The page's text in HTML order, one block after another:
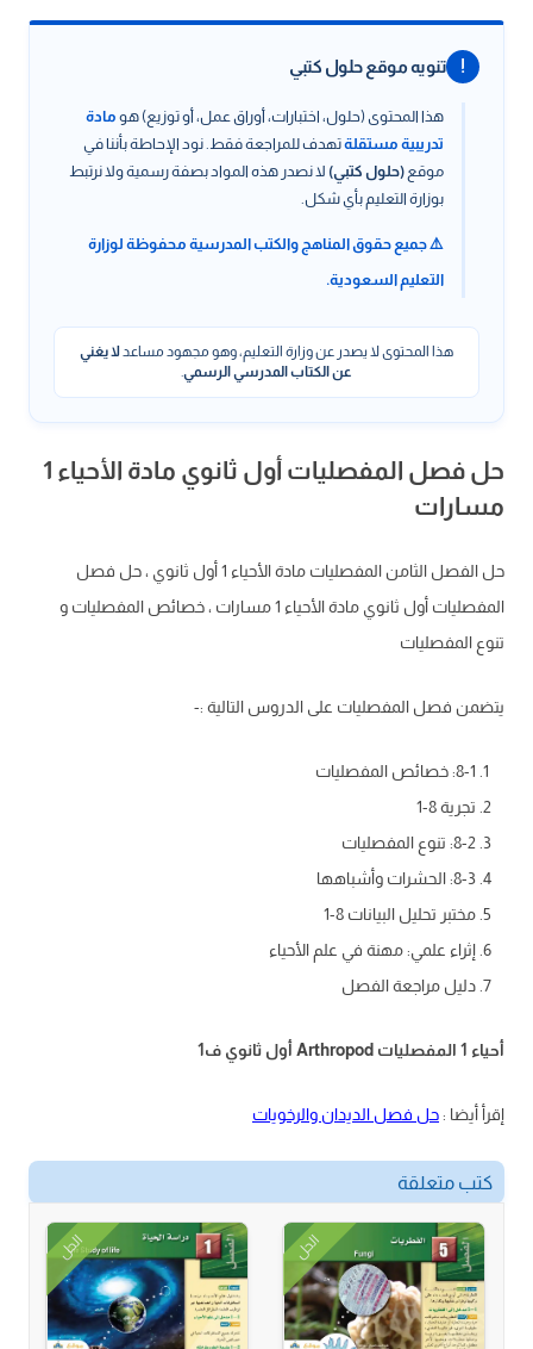
! تنويه موقع حلول كتبي
هذا المحتوى (حلول، اختبارات، أوراق عمل، أو توزيع) هو مادة
تدريبية مستقلةتهدف للمراجعة فقط. نود الإحاطة بأننا في
موقع (حلول كتبي) لا نصدر هذه المواد بصفة رسمية ولا نرتبط
بوزارة التعليم بأي شكل.
⚠️ جميع حقوق المناهج والكتب المدرسية محفوظة لوزارة
التعليم السعودية.
هذا المحتوى لا يصدر عن وزارة التعليم، وهو مجهود مساعدلا يغني
عن الكتاب المدرسي الرسمي.
حل فصل المفصليات أول ثانوي مادة الأحياء 1
مسارات
حل الفصل الثامن المفصليات مادة الأحياء 1 أول ثانوي ، حل فصل
المفصليات أول ثانوي مادة الأحياء 1 مسارات ، خصائص المفصليات و
تنوع المفصليات
يتضمن فصل المفصليات على الدروس التالية :-
8-1: خصائص المفصليات
تجرية 8-1
8-2: تنوع المفصليات
8-3: الحشرات وأشباهها
مختبر تحليل البيانات 8-1
إثراء علمي: مهنة في علم الأحياء
دليل مراجعة الفصل
أحياء 1 المفصليات Arthropod أول ثانوي ف1
إقرأ أيضا :حل فصل الديدان والرخويات
كتب متعلقة
الحل الحل